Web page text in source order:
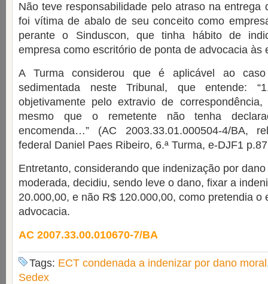
Não teve responsabilidade pelo atraso na entrega
foi vítima de abalo de seu conceito como
perante o Sinduscon, que tinha hábito de
empresa como escritório de ponta de advocacia às
A Turma considerou que é aplicável ao
sedimentada neste Tribunal, que entende:
objetivamente pelo extravio de
mesmo que o remetente não tenha
encomenda…” (AC 2003.33.01.000504-4/BA,
federal Daniel Paes Ribeiro, 6.ª Turma, e-DJF1
Entretanto, considerando que indenização por
moderada, decidiu, sendo leve o dano, fixar a
20.000,00, e não R$ 120.000,00, como pretendia o
advocacia.
AC 2007.33.00.010670-7/BA
Tags: ECT condenada a indenizar por dano moral
Sedex